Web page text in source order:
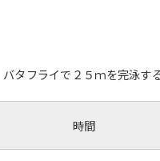
タフライで２５ｍを完泳す
時間